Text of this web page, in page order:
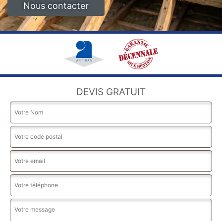
Nous contacter
DEVIS GRATUIT